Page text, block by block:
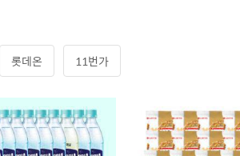
롯데온 11번가